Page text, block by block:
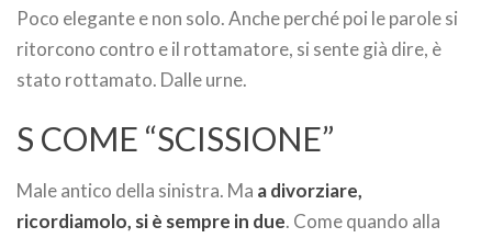
Poco elegante e non solo. Anche perché poi le parole si
ritorcono contro e il rottamatore, si sente già dire, è
stato rottamato. Dalle urne.
S COME “SCISSIONE”
Male antico della sinistra. Ma a divorziare,
ricordiamolo, si è sempre in due. Come quando alla